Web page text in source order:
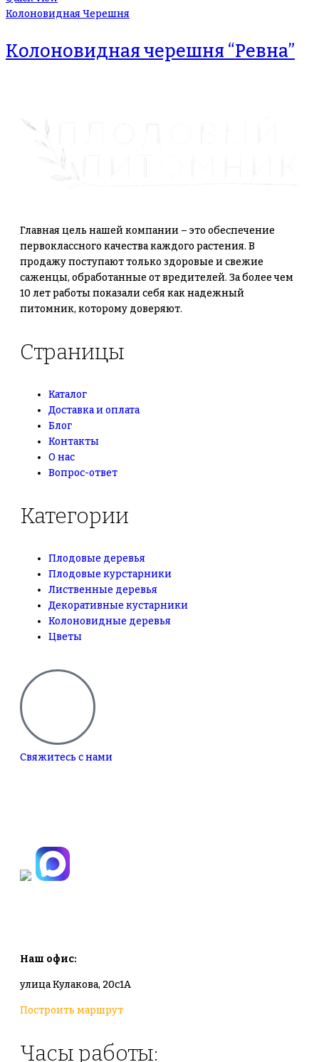
Колоновидная Черешня
Колоновидная черешня “Ревна”
Главная цель нашей компании – это обеспечение
первоклассного качества каждого растения. В
продажу поступают только здоровые и свежие
саженцы, обработанные от вредителей. За более чем
10 лет работы показали себя как надежный
питомник, которому доверяют.
Страницы
Каталог
Доставка и оплата
Блог
Контакты
О нас
Вопрос-ответ
Категории
Плодовые деревья
Плодовые курстарники
Лиственные деревья
Декоративные кустарники
Колоновидные деревья
Цветы
Свяжитесь с нами
Наш офис:
улица Кулакова, 20с1А
Построить маршрут
Часы работы: